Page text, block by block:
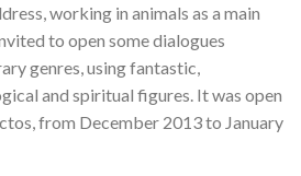
working in animals as a main
to open some dialogues
genres, using fantastic,
and spiritual figures. It was open
from December 2013 to January